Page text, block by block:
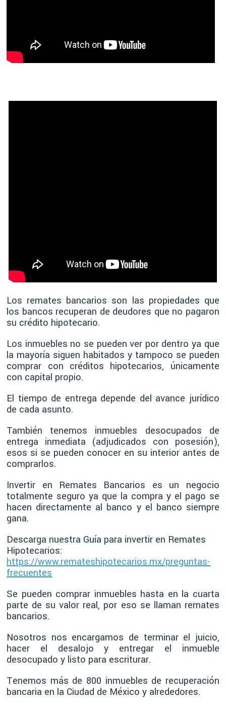
Los remates bancarios son las propiedades que
los bancos recuperan de deudores que no pagaron
su crédito hipotecario.
Los inmuebles no se pueden ver por dentro ya que
la mayoría siguen habitados y tampoco se pueden
comprar con créditos hipotecarios, únicamente
con capital propio.
El tiempo de entrega depende del avance jurídico
de cada asunto.
También tenemos inmuebles desocupados de
entrega inmediata (adjudicados con posesión),
esos si se pueden conocer en su interior antes de
comprarlos.
Invertir en Remates Bancarios es un negocio
totalmente seguro ya que la compra y el pago se
hacen directamente al banco y el banco siempre
gana.
Descarga nuestra Guía para invertir en Remates
Hipotecarios:
https://www.remateshipotecarios.mx/preguntas-
frecuentes
Se pueden comprar inmuebles hasta en la cuarta
parte de su valor real, por eso se llaman remates
bancarios.
Nosotros nos encargamos de terminar el juicio,
hacer el desalojo y entregar el inmueble
desocupado y listo para escriturar.
Tenemos más de 800 inmuebles de recuperación
bancaria en la Ciudad de México y alrededores.